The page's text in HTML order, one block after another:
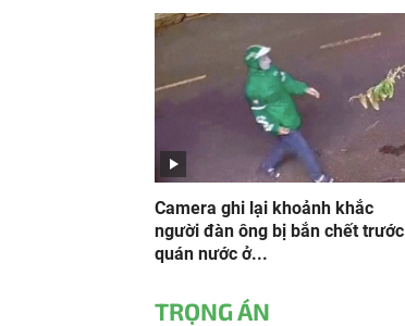
Camera ghi lại khoảnh khắc
người đàn ông bị bắn chết trước
quán nước ở...
TRỌNG ÁN